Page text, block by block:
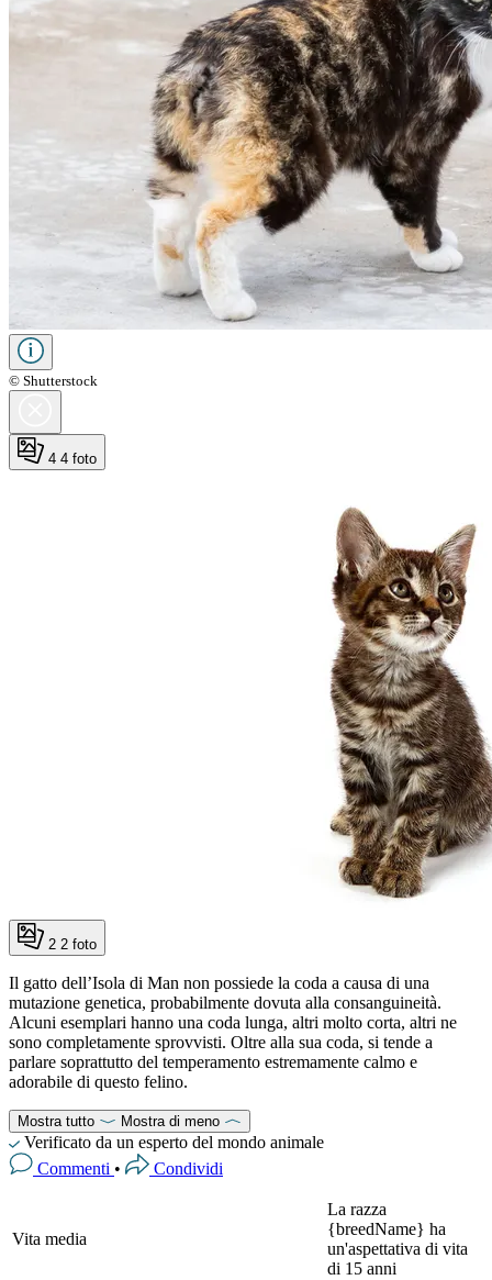
© Shutterstock
4 4 foto
2 2 foto
Il gatto dell’Isola di Man non possiede la coda a causa di una
mutazione genetica, probabilmente dovuta alla consanguineità.
Alcuni esemplari hanno una coda lunga, altri molto corta, altri ne
sono completamente sprovvisti. Oltre alla sua coda, si tende a
parlare soprattutto del temperamento estremamente calmo e
adorabile di questo felino.
Mostra tutto Mostra di meno
Verificato da un esperto del mondo animale
Commenti • Condividi
Vita media
La razza
{breedName} ha
un'aspettativa di vita
di 15 anni